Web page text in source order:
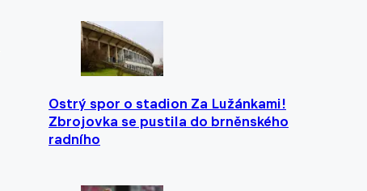
Ostrý spor o stadion Za Lužánkami!
Zbrojovka se pustila do brněnského
radního